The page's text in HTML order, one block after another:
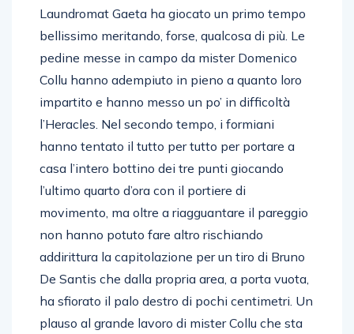
Laundromat Gaeta ha giocato un primo tempo
bellissimo meritando, forse, qualcosa di più. Le
pedine messe in campo da mister Domenico
Collu hanno adempiuto in pieno a quanto loro
impartito e hanno messo un po’ in difficoltà
l’Heracles. Nel secondo tempo, i formiani
hanno tentato il tutto per tutto per portare a
casa l’intero bottino dei tre punti giocando
l’ultimo quarto d’ora con il portiere di
movimento, ma oltre a riagguantare il pareggio
non hanno potuto fare altro rischiando
addirittura la capitolazione per un tiro di Bruno
De Santis che dalla propria area, a porta vuota,
ha sfiorato il palo destro di pochi centimetri. Un
plauso al grande lavoro di mister Collu che sta